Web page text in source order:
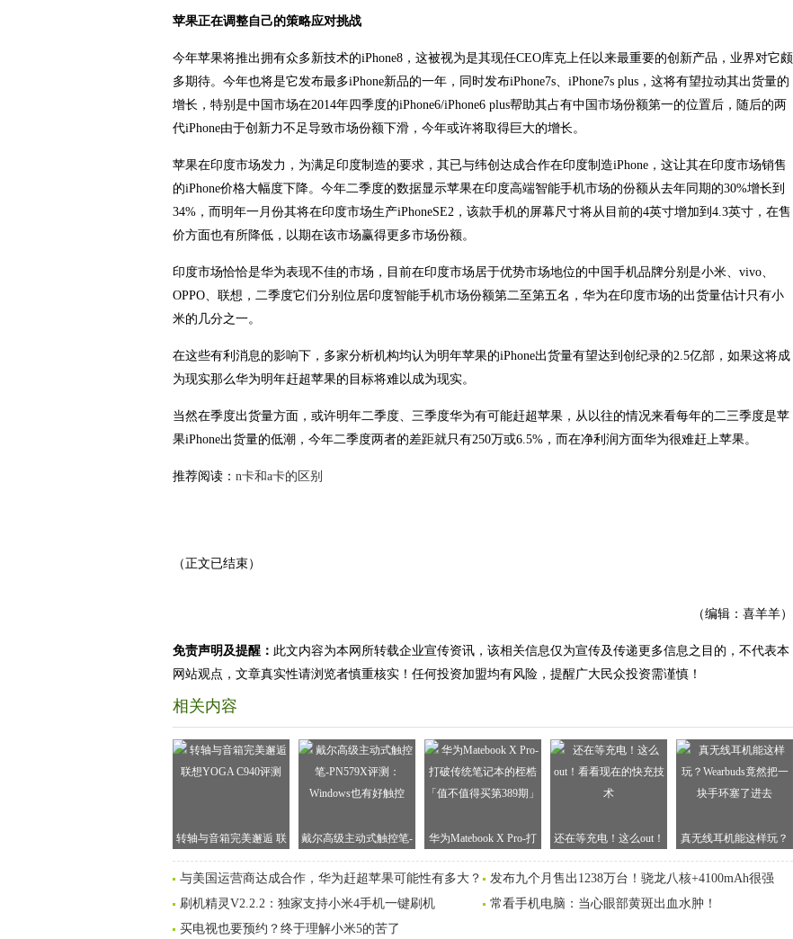
苹果正在调整自己的策略应对挑战
今年苹果将推出拥有众多新技术的iPhone8，这被视为是其现任CEO库克上任以来最重要的创新产品，业界对它颇
多期待。今年也将是它发布最多iPhone新品的一年，同时发布iPhone7s、iPhone7s plus，这将有望拉动其出货量的
增长，特别是中国市场在2014年四季度的iPhone6/iPhone6 plus帮助其占有中国市场份额第一的位置后，随后的两
代iPhone由于创新力不足导致市场份额下滑，今年或许将取得巨大的增长。
苹果在印度市场发力，为满足印度制造的要求，其已与纬创达成合作在印度制造iPhone，这让其在印度市场销售
的iPhone价格大幅度下降。今年二季度的数据显示苹果在印度高端智能手机市场的份额从去年同期的30%增长到
34%，而明年一月份其将在印度市场生产iPhoneSE2，该款手机的屏幕尺寸将从目前的4英寸增加到4.3英寸，在售
价方面也有所降低，以期在该市场赢得更多市场份额。
印度市场恰恰是华为表现不佳的市场，目前在印度市场居于优势市场地位的中国手机品牌分别是小米、vivo、
OPPO、联想，二季度它们分别位居印度智能手机市场份额第二至第五名，华为在印度市场的出货量估计只有小
米的几分之一。
在这些有利消息的影响下，多家分析机构均认为明年苹果的iPhone出货量有望达到创纪录的2.5亿部，如果这将成
为现实那么华为明年赶超苹果的目标将难以成为现实。
当然在季度出货量方面，或许明年二季度、三季度华为有可能赶超苹果，从以往的情况来看每年的二三季度是苹
果iPhone出货量的低潮，今年二季度两者的差距就只有250万或6.5%，而在净利润方面华为很难赶上苹果。
推荐阅读： n卡和a卡的区别
（正文已结束）
（编辑：喜羊羊）
免责声明及提醒： 此文内容为本网所转载企业宣传资讯，该相关信息仅为宣传及传递更多信息之目的，不代表本
网站观点，文章真实性请浏览者慎重核实！任何投资加盟均有风险，提醒广大民众投资需谨慎！
相关内容
转轴与音箱完美邂逅 联
想YOGA C940评测
戴尔高级主动式触控笔-
PN579X评测：Windows
也有好触控
华为Matebook X Pro-打
破传统笔记本的桎梏
「值不值得买第389期」
还在等充电！这么out！
看看现在的快充技术
真无线耳机能这样玩？​
Wearbuds竟然把一块手
环塞了进去
与美国运营商达成合作，华为赶超苹果可能性有多大？
发布九个月售出1238万台！骁龙八核+4100mAh很强
刷机精灵V2.2.2：独家支持小米4手机一键刷机
常看手机电脑：当心眼部黄斑出血水肿！
买电视也要预约？终于理解小米5的苦了